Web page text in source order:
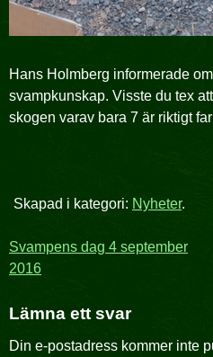
Hans Holmberg informerade
svampkunskap. Visste du tex
skogen varav bara 7 är riktigt
Skapad i kategori: Nyheter.
Inläggsnavigering
Svampens dag 4 september
2016
Lämna ett svar
Din e-postadress kommer inte